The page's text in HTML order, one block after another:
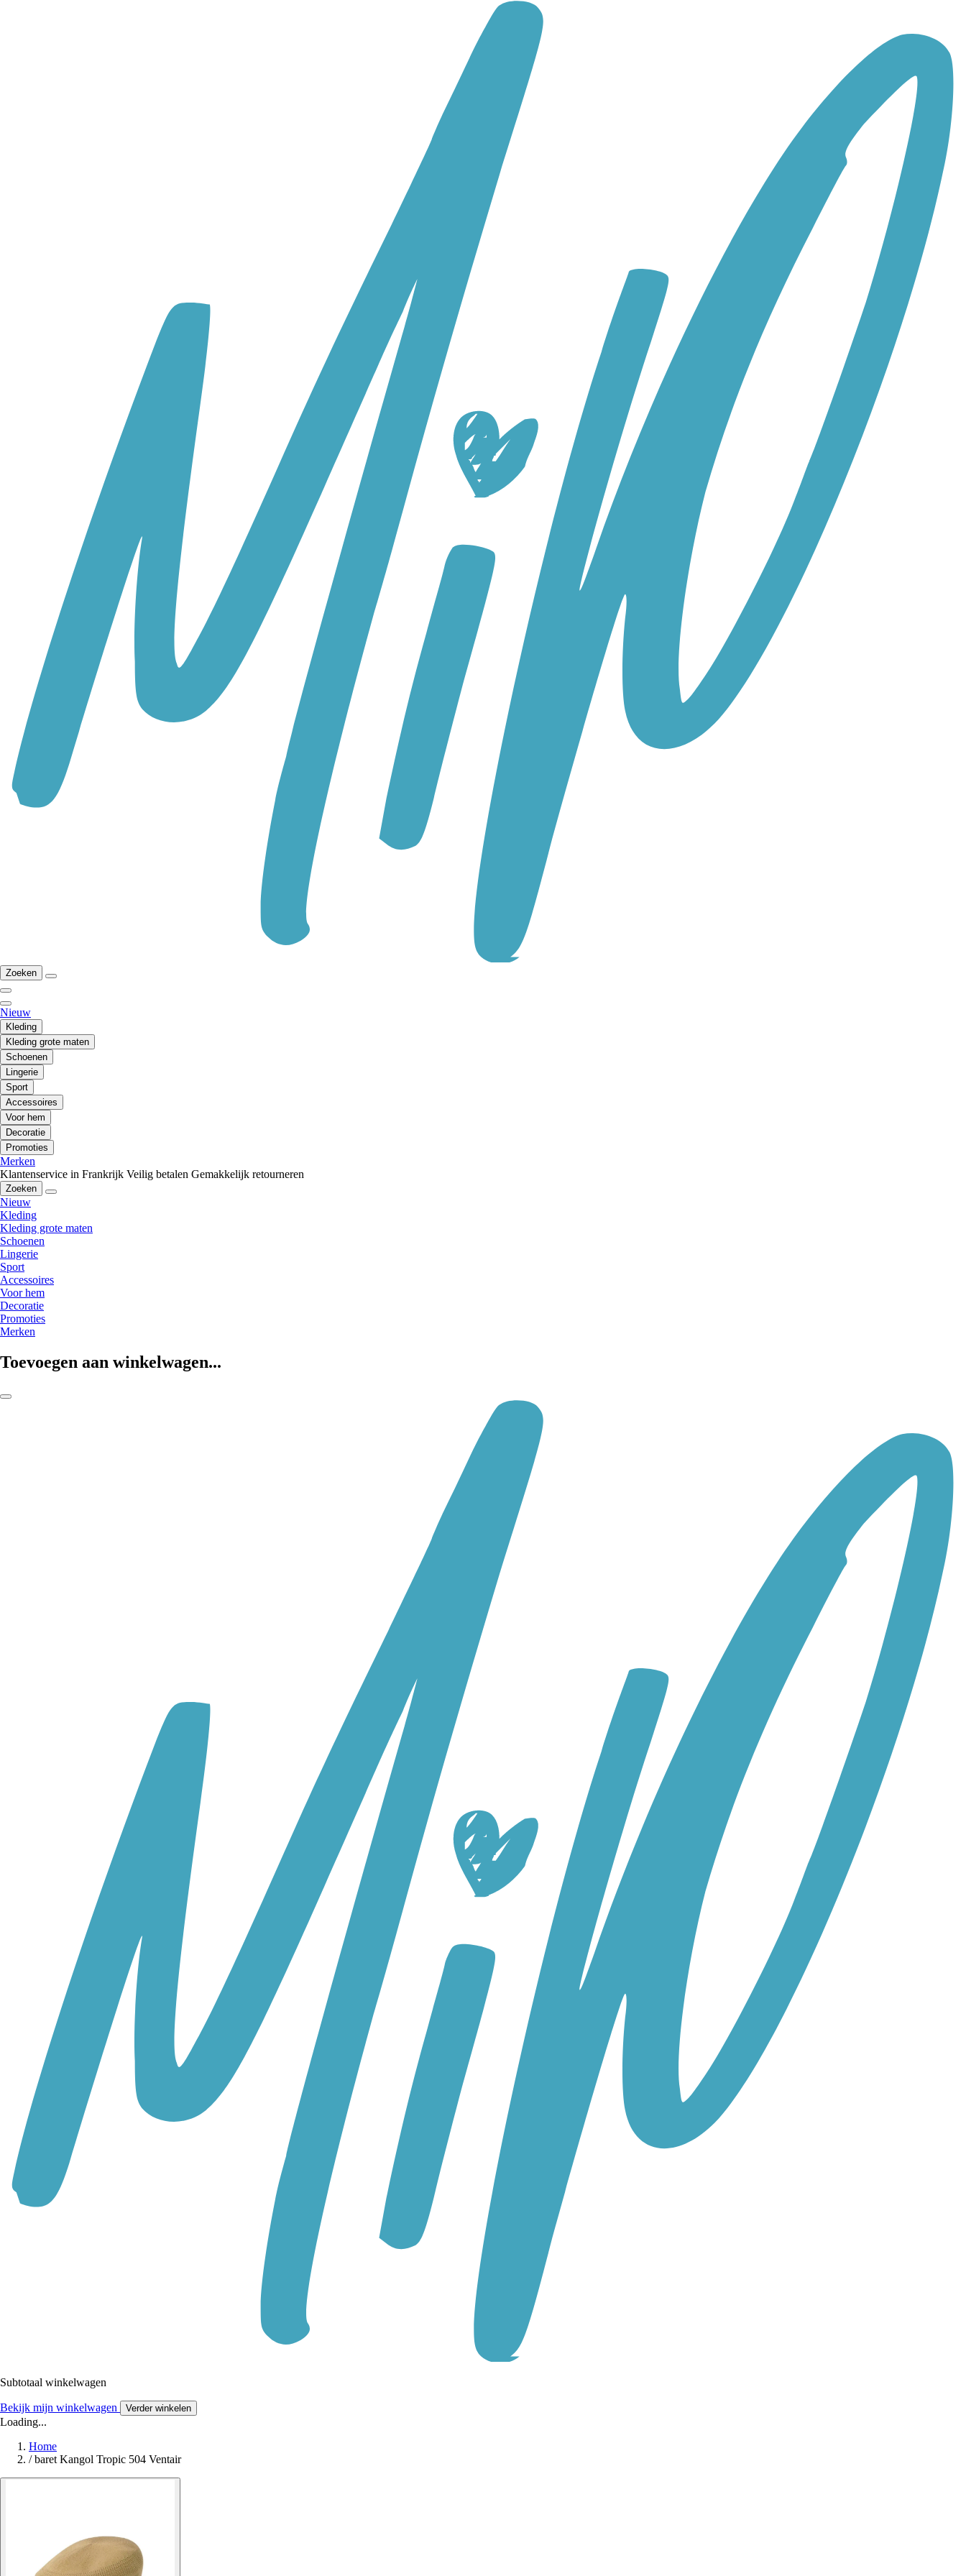
Zoeken
Nieuw
Kleding
Kleding grote maten
Schoenen
Lingerie
Sport
Accessoires
Voor hem
Decoratie
Promoties
Merken
Klantenservice in Frankrijk Veilig betalen Gemakkelijk retourneren
Zoeken
Nieuw
Kleding
Kleding grote maten
Schoenen
Lingerie
Sport
Accessoires
Voor hem
Decoratie
Promoties
Merken
Toevoegen aan winkelwagen...
Subtotaal winkelwagen
Bekijk mijn winkelwagen Verder winkelen
Loading...
Home
/ baret Kangol Tropic 504 Ventair